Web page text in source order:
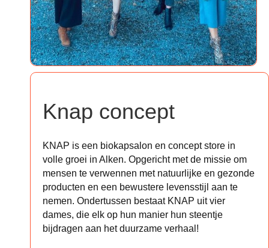
Knap concept
KNAP is een biokapsalon en concept store in
volle groei in Alken. Opgericht met de missie om
mensen te verwennen met natuurlijke en gezonde
producten en een bewustere levensstijl aan te
nemen. Ondertussen bestaat KNAP uit vier
dames, die elk op hun manier hun steentje
bijdragen aan het duurzame verhaal!